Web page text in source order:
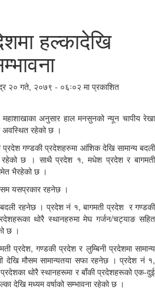
हल्कादेखि
२० गते, २०७९ - ०६ः०२ मा प्रकाशित
महाशाखाका अनुसार हाल मनसुनको न्यून चापीय रेखा
अवस्थित रहेको छ ।
गण्डकी प्रदेशहरुमा आंशिक देखि सामान्य बदली
रहेको छ । साथै प्रदेश १, मधेश प्रदेश र बागमती
भैरहेको छ ।
यसप्रकार रहनेछ ।
रहनेछ । प्रदेश नं १, बागमती प्रदेश र गण्डकी
थोरै स्थानहरुमा मेघ गर्जन/चट्याङ सहित
छ ।
प्रदेश, गण्डकी प्रदेश र लुम्बिनी प्रदेशमा सामान्य
देखि मौसम सामान्यतया सफा रहनेछ । प्रदेश नं १,
थोरै स्थानहरूमा र बाँकी प्रदेशहरूको एक-दुई
देखि मध्यम वर्षाको सम्भावना रहेको छ ।